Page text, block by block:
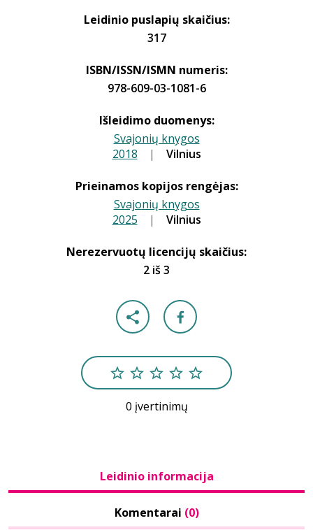
Leidinio puslapių skaičius:
317
ISBN/ISSN/ISMN numeris:
978-609-03-1081-6
Išleidimo duomenys:
Svajonių knygos
2018 | Vilnius
Prieinamos kopijos rengėjas:
Svajonių knygos
2025 | Vilnius
Nerezervuotų licencijų skaičius:
2 iš 3
0 įvertinimų
Leidinio informacija
Komentarai (0)